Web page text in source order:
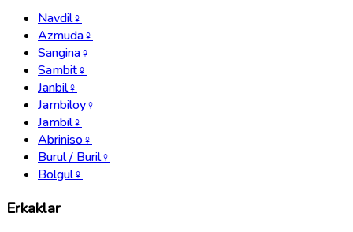
Navdil♀
Azmuda♀
Sangina♀
Sambit♀
Janbil♀
Jambiloy♀
Jambil♀
Abriniso♀
Burul / Buril♀
Bolgul♀
Erkaklar